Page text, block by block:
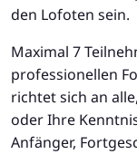
den Lofoten sein.
Maximal 7
professionellen
richtet sich an
oder Ihre
Anfänger,